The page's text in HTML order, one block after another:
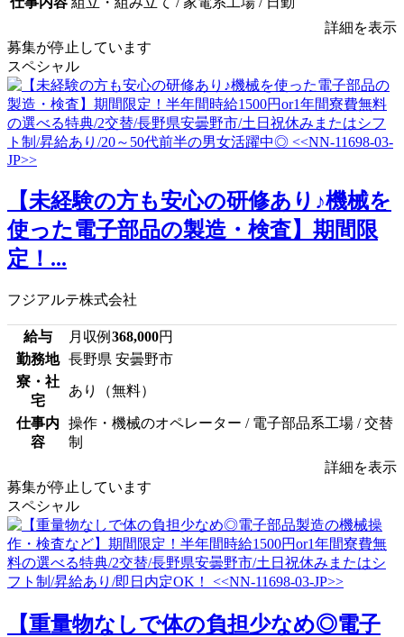
詳細を表示
募集が停止しています
スペシャル
【未経験の方も安心の研修あり♪機械を
使った電子部品の製造・検査】期間限
定！...
フジアルテ株式会社
給与 月収例 368,000円
勤務地
長野県 安曇野市
寮・社
宅
あり（無料）
仕事内
容
操作・機械のオペレーター / 電子部品系工場 / 交替
制
詳細を表示
募集が停止しています
スペシャル
【重量物なしで体の負担少なめ◎電子